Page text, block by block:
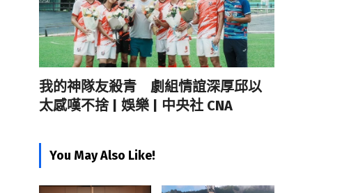
我的神隊友殺青 劇組情誼深厚邱以
太感嘆不捨 | 娛樂 | 中央社 CNA
You May Also Like!